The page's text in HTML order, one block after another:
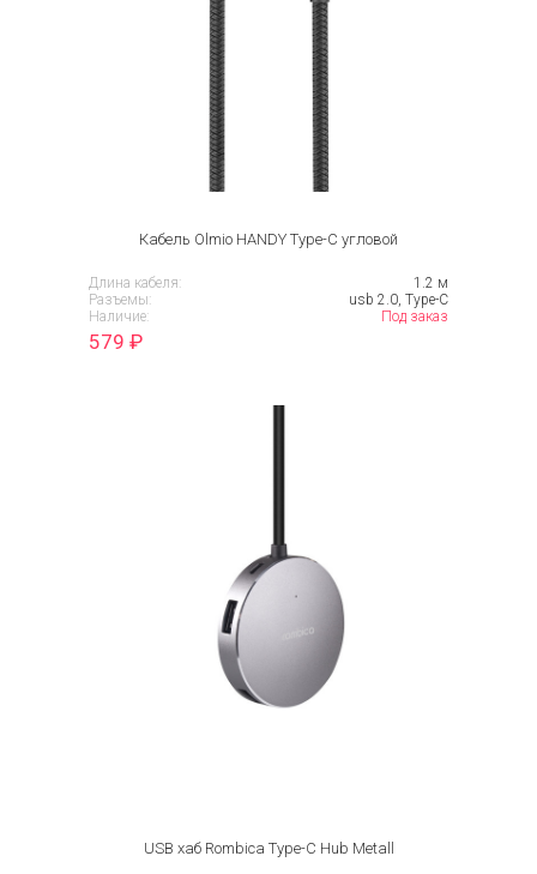
Кабель Olmio HANDY Type-C угловой
Длина кабеля:
1.2 м
Разъемы:
usb 2.0, Type-C
Наличие:
Под заказ
579 ₽
USB хаб Rombica Type-C Hub Metall